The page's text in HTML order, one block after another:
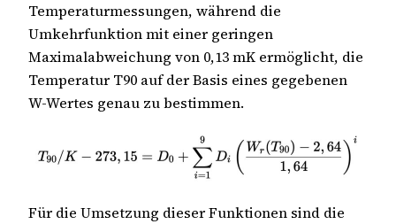
Temperaturmessungen, während die
Umkehrfunktion mit einer geringen
Maximalabweichung von 0,13 mK ermöglicht, die
Temperatur T90 auf der Basis eines gegebenen
W-Wertes genau zu bestimmen.
Für die Umsetzung dieser Funktionen sind die